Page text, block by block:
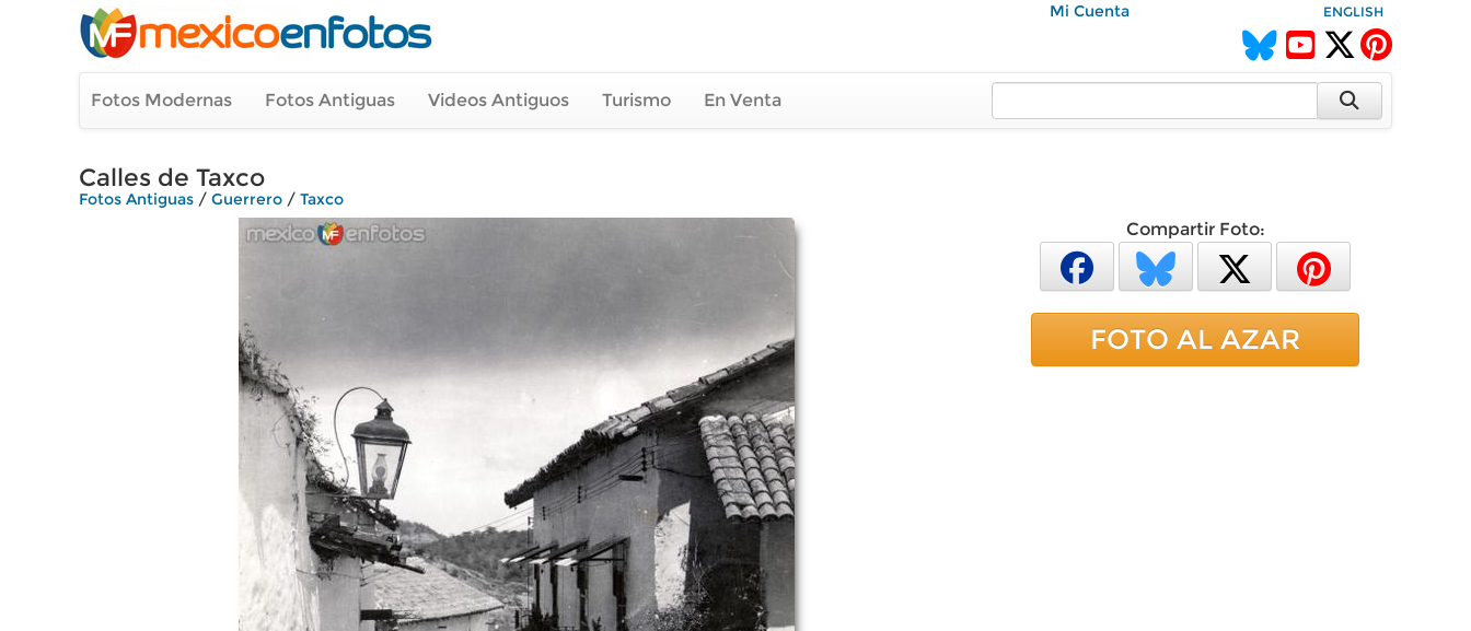
Mi Cuenta ENGLISH
Fotos Modernas Fotos Antiguas Videos Antiguos Turismo En Venta
Calles de Taxco
Fotos Antiguas / Guerrero / Taxco
Compartir Foto:
FOTO AL AZAR